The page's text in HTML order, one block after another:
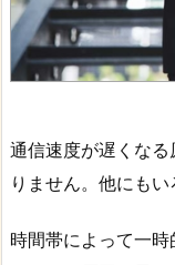
通信速度が遅くな
りません。他にもい
時間帯によって一